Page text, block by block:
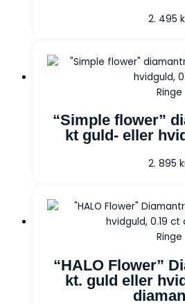
2. 495
Ringe
“Simple flower”
kt guld- eller
2. 895
Ringe
“HALO Flower”
kt. guld eller